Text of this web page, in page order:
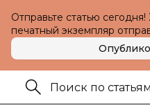
Отправьте статью
печатный экземпляр